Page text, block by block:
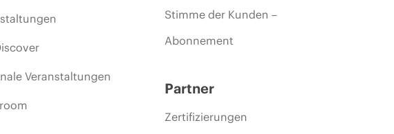
Veranstaltungen
Stimme der Kunden –
Abonnement
Partner
Zertifizierungen